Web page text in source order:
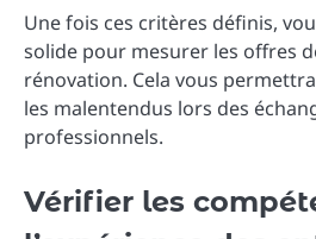
Une fois ces critères définis,
solide pour mesurer les offres
rénovation. Cela vous
les malentendus lors des
professionnels.
Vérifier les